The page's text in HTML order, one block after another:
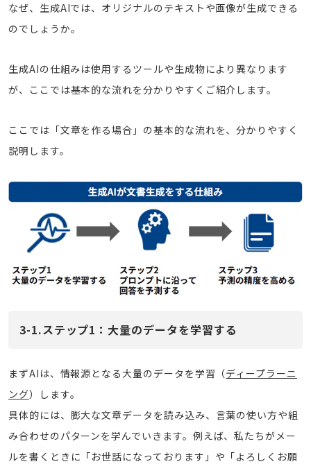
なぜ、生成AIでは、オリジナルのテキストや画像が生成できる
のでしょうか。
生成AIの仕組みは使用するツールや生成物により異なります
が、ここでは基本的な流れを分かりやすくご紹介します。
ここでは「文章を作る場合」の基本的な流れを、分かりやすく
説明します。
3-1.ステップ1：大量のデータを学習する
まずAIは、情報源となる大量のデータを学習（ディープラーニ
ング）します。
具体的には、膨大な文章データを読み込み、言葉の使い方や組
み合わせのパターンを学んでいきます。例えば、私たちがメー
ルを書くときに「お世話になっております」や「よろしくお願